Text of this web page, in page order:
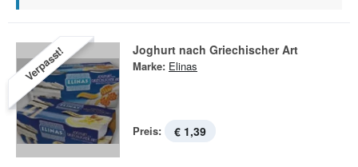
Verpasst! Joghurt nach Griechischer Art
Marke: Elinas
Preis: € 1,39